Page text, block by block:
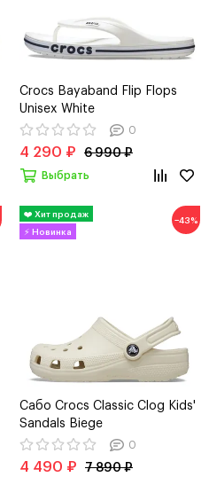
Crocs Bayaband Flip Flops
Unisex White
0
4 290 ₽ 6 990 ₽
Выбрать
−43%
Сабо Crocs Classic Clog Kids'
Sandals Biege
0
4 490 ₽ 7 890 ₽